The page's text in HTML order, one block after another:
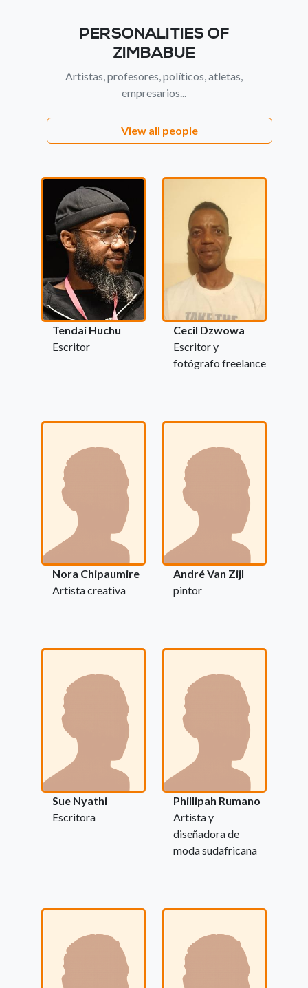
PERSONALITIES OF
ZIMBABUE
Artistas, profesores, políticos, atletas,
empresarios...
View all people
Tendai Huchu
Escritor
Cecil Dzwowa
Escritor y
fotógrafo freelance
Nora Chipaumire
Artista creativa
André Van Zijl
pintor
Sue Nyathi
Escritora
Phillipah Rumano
Artista y
diseñadora de
moda sudafricana